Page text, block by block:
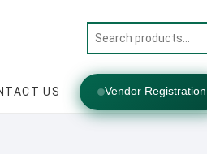
US Vendor Registration